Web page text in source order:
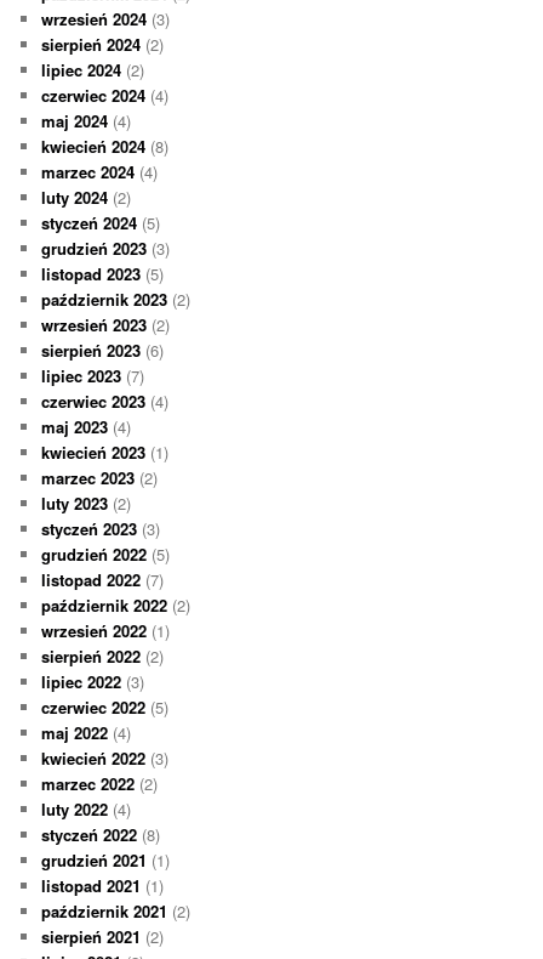
wrzesień 2024 (3)
sierpień 2024 (2)
lipiec 2024 (2)
czerwiec 2024 (4)
maj 2024 (4)
kwiecień 2024 (8)
marzec 2024 (4)
luty 2024 (2)
styczeń 2024 (5)
grudzień 2023 (3)
listopad 2023 (5)
październik 2023 (2)
wrzesień 2023 (2)
sierpień 2023 (6)
lipiec 2023 (7)
czerwiec 2023 (4)
maj 2023 (4)
kwiecień 2023 (1)
marzec 2023 (2)
luty 2023 (2)
styczeń 2023 (3)
grudzień 2022 (5)
listopad 2022 (7)
październik 2022 (2)
wrzesień 2022 (1)
sierpień 2022 (2)
lipiec 2022 (3)
czerwiec 2022 (5)
maj 2022 (4)
kwiecień 2022 (3)
marzec 2022 (2)
luty 2022 (4)
styczeń 2022 (8)
grudzień 2021 (1)
listopad 2021 (1)
październik 2021 (2)
sierpień 2021 (2)